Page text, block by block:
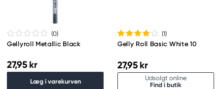
(0)
Gellyroll Metallic Black
27,95 kr
Læg i varekurven
(1)
Gelly Roll Basic White 10
27,95 kr
Udsolgt online
Find i butik